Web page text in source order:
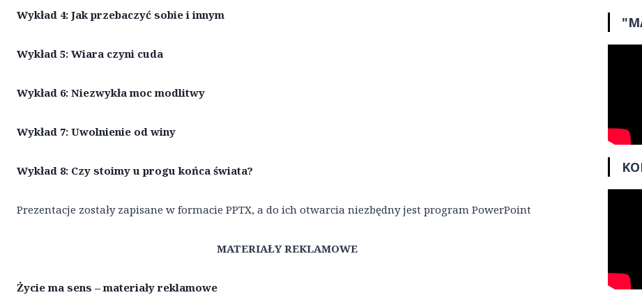
Wykład 4: Jak przebaczyć sobie i innym
Wykład 5: Wiara czyni cuda
Wykład 6: Niezwykła moc modlitwy
Wykład 7: Uwolnienie od winy
Wykład 8: Czy stoimy u progu końca świata?
Prezentacje zostały zapisane w formacie PPTX, a do ich otwarcia niezbędny jest program PowerPoint
MATERIAŁY REKLAMOWE
Życie ma sens – materiały reklamowe